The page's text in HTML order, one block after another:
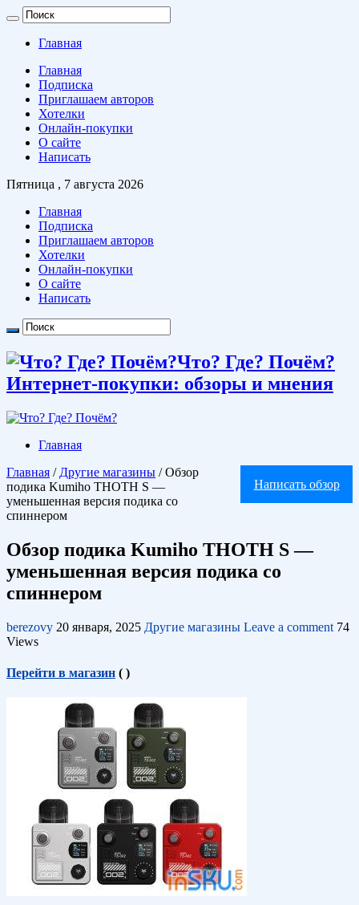
Главная
Главная
Подписка
Приглашаем авторов
Хотелки
Онлайн-покупки
О сайте
Написать
Пятница , 7 августа 2026
Главная
Подписка
Приглашаем авторов
Хотелки
Онлайн-покупки
О сайте
Написать
Что? Где? Почём?
Интернет-покупки: обзоры и мнения
Главная
Написать обзор
Главная / Другие магазины / Обзор
подика Kumiho THOTH S —
уменьшенная версия подика со
спиннером
Обзор подика Kumiho THOTH S —
уменьшенная версия подика со
спиннером
berezovy 20 января, 2025 Другие магазины Leave a comment 74
Views
Перейти в магазин ( )